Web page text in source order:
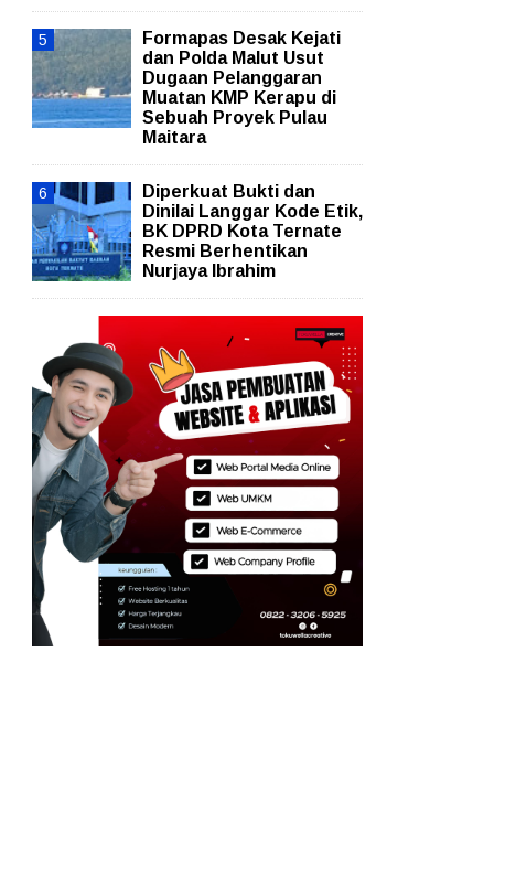
Formapas Desak Kejati
dan Polda Malut Usut
Dugaan Pelanggaran
Muatan KMP Kerapu di
Sebuah Proyek Pulau
Maitara
Diperkuat Bukti dan
Dinilai Langgar Kode Etik,
BK DPRD Kota Ternate
Resmi Berhentikan
Nurjaya Ibrahim